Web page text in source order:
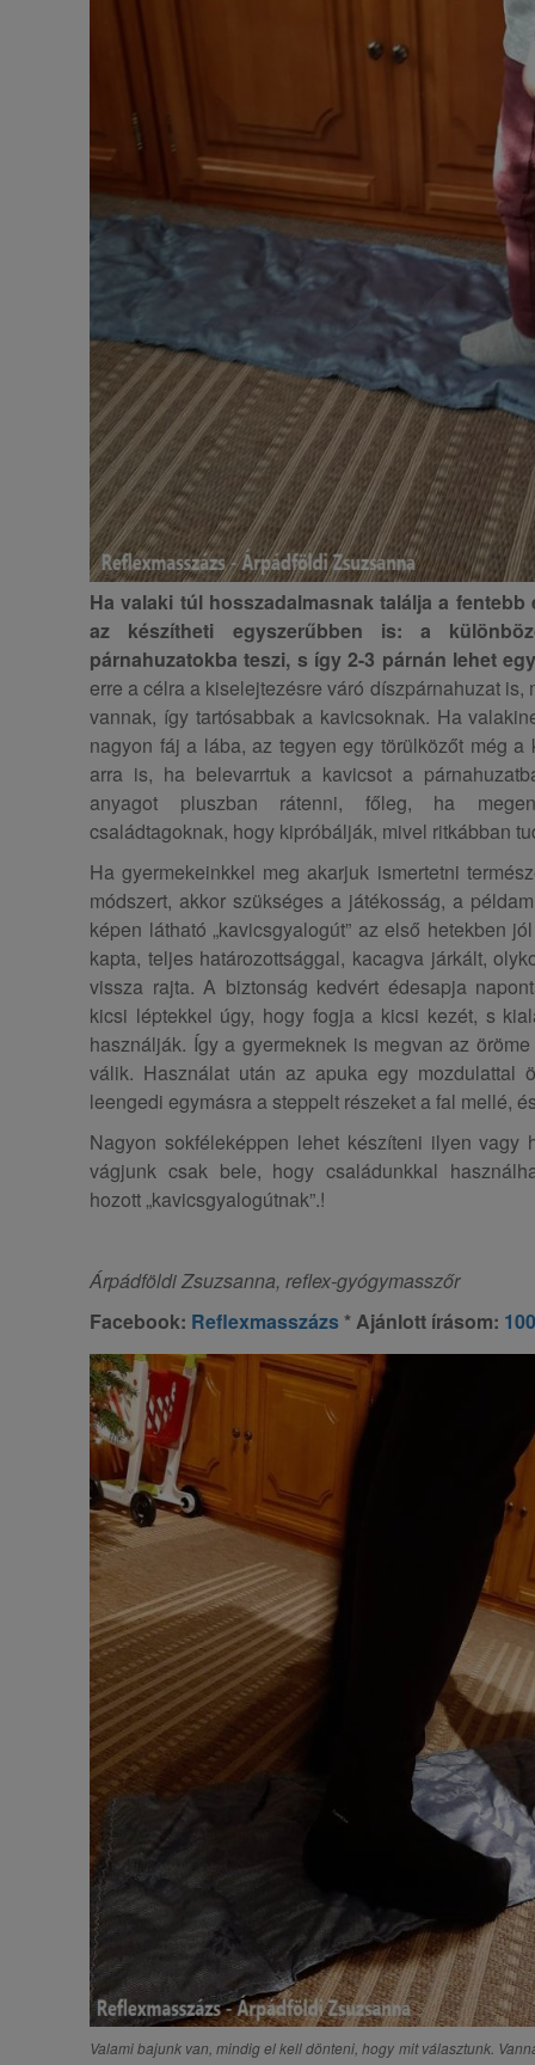
Ha valaki túl hosszadalmasnak találja a
az készítheti egyszerűbben is: a
párnahuzatokba teszi, s így 2-3 párnán lehet
erre a célra a kiselejtezésre váró díszpárnahuzat is,
vannak, így tartósabbak a kavicsoknak. Ha
nagyon fáj a lába, az tegyen egy törülközőt még a
arra is, ha belevarrtuk a kavicsot a
anyagot pluszban rátenni, főleg, ha
családtagoknak, hogy kipróbálják, mivel ritkábban
Ha gyermekeinkkel meg akarjuk ismertetni
módszert, akkor szükséges a játékosság, a
képen látható „kavicsgyalogút” az első hetekben
kapta, teljes határozottsággal, kacagva járkált,
vissza rajta. A biztonság kedvért édesapja
kicsi léptekkel úgy, hogy fogja a kicsi kezét, s
használják. Így a gyermeknek is megvan az
válik. Használat után az apuka egy mozdulattal
leengedi egymásra a steppelt részeket a fal mellé,
Nagyon sokféleképpen lehet készíteni ilyen vagy
vágjunk csak bele, hogy családunkkal
hozott „kavicsgyalogútnak”.!
Árpádföldi Zsuzsanna, reflex-gyógymasszőr
Facebook: Reflexmasszázs * Ajánlott írásom:
Valami bajunk van, mindig el kell dönteni, hogy mit választunk.